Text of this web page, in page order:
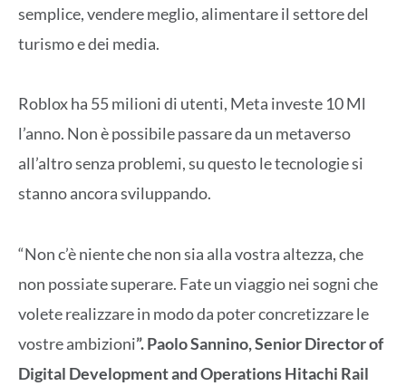
semplice, vendere meglio, alimentare il settore del
turismo e dei media.
Roblox ha 55 milioni di utenti, Meta investe 10 Ml
l’anno. Non è possibile passare da un metaverso
all’altro senza problemi, su questo le tecnologie si
stanno ancora sviluppando.
“Non c’è niente che non sia alla vostra altezza, che
non possiate superare. Fate un viaggio nei sogni che
volete realizzare in modo da poter concretizzare le
vostre ambizioni”. Paolo Sannino, Senior Director of
Digital Development and Operations Hitachi Rail